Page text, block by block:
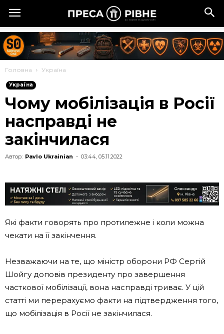
Головна Україна
Україна
Чому мобілізація в Росії
насправді не
закінчилася
Автор: Pavlo Ukrainian - 03:44, 05.11.2022
Які факти говорять про протилежне і коли можна
чекати на її закінчення.
Незважаючи на те, що міністр оборони РФ Сергій
Шойгу доповів президенту про завершення
часткової мобілізації, вона насправді триває. У цій
статті ми перерахуємо факти на підтвердження того,
що мобілізація в Росії не закінчилася.